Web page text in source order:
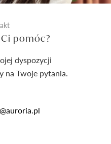
pomóc?
dyspozycji
na Twoje pytania.